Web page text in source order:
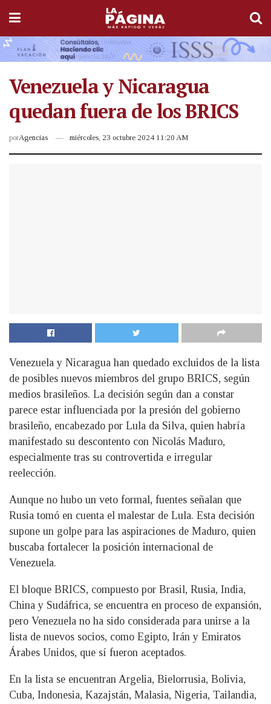
Venezuela y Nicaragua
quedan fuera de los BRICS
porAgencias miércoles, 23 octubre 2024 11:20 AM
Venezuela y Nicaragua han quedado excluidos de la lista
de posibles nuevos miembros del grupo BRICS, según
medios brasileños. La decisión según dan a constar
parece estar influenciada por la presión del gobierno
brasileño, encabezado por Lula da Silva, quien habría
manifestado su descontento con Nicolás Maduro,
especialmente tras su controvertida e irregular
reelección.
Aunque no hubo un veto formal, fuentes señalan que
Rusia tomó en cuenta el malestar de Lula. Esta decisión
supone un golpe para las aspiraciones de Maduro, quien
buscaba fortalecer la posición internacional de
Venezuela.
El bloque BRICS, compuesto por Brasil, Rusia, India,
China y Sudáfrica, se encuentra en proceso de expansión,
pero Venezuela no ha sido considerada para unirse a la
lista de nuevos socios, como Egipto, Irán y Emiratos
Árabes Unidos, que sí fueron aceptados.
En la lista se encuentran Argelia, Bielorrusia, Bolivia,
Cuba, Indonesia, Kazajstán, Malasia, Nigeria, Tailandia,